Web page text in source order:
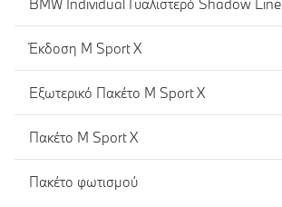
Έκδοση M Sport X
Εξωτερικό Πακέτο M Sport X
Πακέτο M Sport X
Πακέτο φωτισμού